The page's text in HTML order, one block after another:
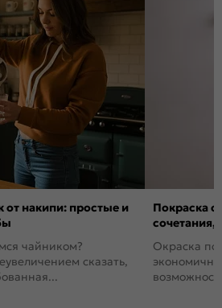
от накипи: простые и
чайником?
сказать,
Покраска
сочетания,
Окраска